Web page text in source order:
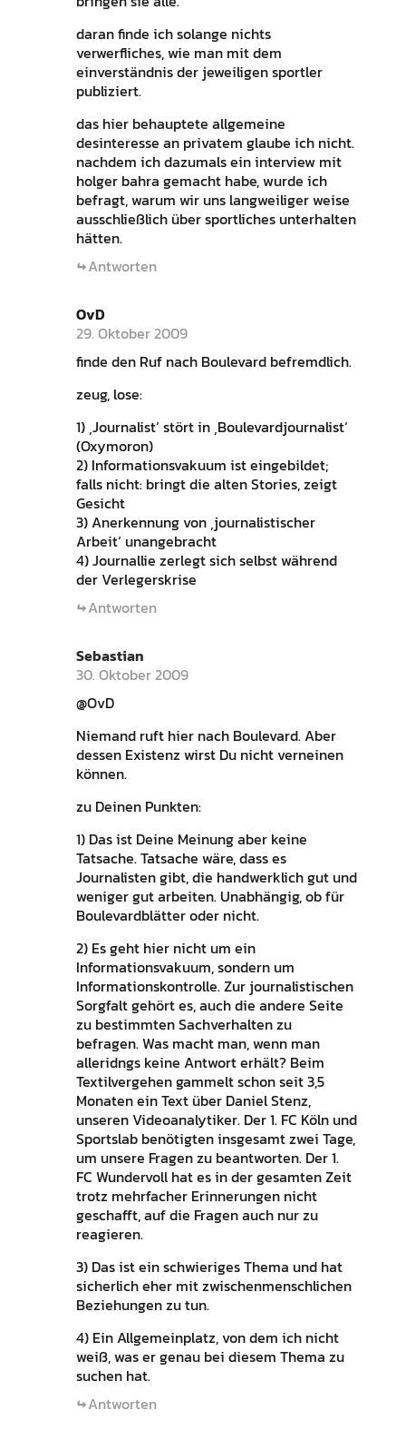
daran finde ich solange nichts
verwerfliches, wie man mit dem
einverständnis der jeweiligen sportler
publiziert.
das hier behauptete allgemeine
desinteresse an privatem glaube ich nicht.
nachdem ich dazumals ein interview mit
holger bahra gemacht habe, wurde ich
befragt, warum wir uns langweiliger weise
ausschließlich über sportliches unterhalten
hätten.
Antworten
OvD
29. Oktober 2009
finde den Ruf nach Boulevard befremdlich.
zeug, lose:
1) ‚Journalist‘ stört in ‚Boulevardjournalist‘
(Oxymoron)
2) Informationsvakuum ist eingebildet;
falls nicht: bringt die alten Stories, zeigt
Gesicht
3) Anerkennung von ‚journalistischer
Arbeit‘ unangebracht
4) Journallie zerlegt sich selbst während
der Verlegerskrise
Antworten
Sebastian
30. Oktober 2009
@OvD
Niemand ruft hier nach Boulevard. Aber
dessen Existenz wirst Du nicht verneinen
können.
zu Deinen Punkten:
1) Das ist Deine Meinung aber keine
Tatsache. Tatsache wäre, dass es
Journalisten gibt, die handwerklich gut und
weniger gut arbeiten. Unabhängig, ob für
Boulevardblätter oder nicht.
2) Es geht hier nicht um ein
Informationsvakuum, sondern um
Informationskontrolle. Zur journalistischen
Sorgfalt gehört es, auch die andere Seite
zu bestimmten Sachverhalten zu
befragen. Was macht man, wenn man
alleridngs keine Antwort erhält? Beim
Textilvergehen gammelt schon seit 3,5
Monaten ein Text über Daniel Stenz,
unseren Videoanalytiker. Der 1. FC Köln und
Sportslab benötigten insgesamt zwei Tage,
um unsere Fragen zu beantworten. Der 1.
FC Wundervoll hat es in der gesamten Zeit
trotz mehrfacher Erinnerungen nicht
geschafft, auf die Fragen auch nur zu
reagieren.
3) Das ist ein schwieriges Thema und hat
sicherlich eher mit zwischenmenschlichen
Beziehungen zu tun.
4) Ein Allgemeinplatz, von dem ich nicht
weiß, was er genau bei diesem Thema zu
suchen hat.
Antworten